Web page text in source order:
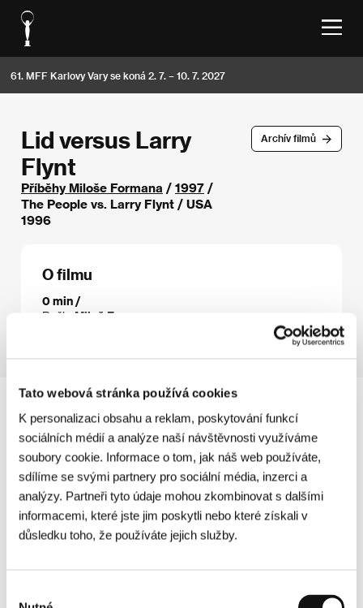
Tato webová stránka používá cookies
K personalizaci obsahu a reklam, poskytování funkcí
sociálních médií a analýze naší návštěvnosti využíváme
soubory cookie. Informace o tom, jak náš web používáte,
sdílíme se svými partnery pro sociální média, inzerci a
analýzy. Partneři tyto údaje mohou zkombinovat s dalšími
informacemi, které jste jim poskytli nebo které získali v
důsledku toho, že používáte jejich služby.
61. MFF Karlovy Vary se koná 2. 7. – 10. 7. 2027
Archív filmů
Lid versus Larry
Flynt
Příběhy Miloše Formana / 1997 /
The People vs. Larry Flynt / USA
1996
O filmu
0 min /
Režie Miloš Forman